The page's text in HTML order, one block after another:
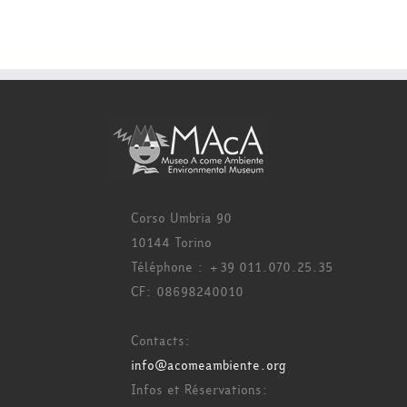
Corso Umbria 90
10144 Torino
Téléphone : +39 011.070.25.35
CF: 08698240010
Contacts:
info@acomeambiente.org
Infos et Réservations: